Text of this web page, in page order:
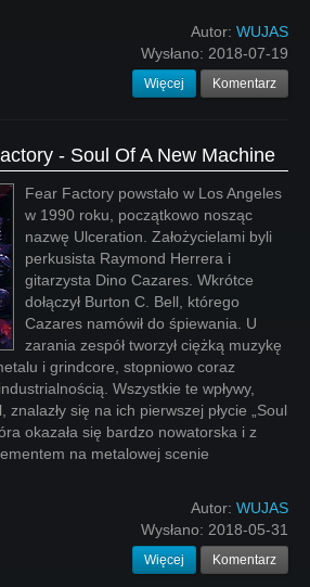
Autor: WUJAS
Wysłano: 2018-07-19
Więcej Komentarz
- Soul Of A New Machine
Fear Factory powstało w Los Angeles
w 1990 roku, początkowo nosząc
nazwę Ulceration. Założycielami byli
perkusista Raymond Herrera i
gitarzysta Dino Cazares. Wkrótce
dołączył Burton C. Bell, którego
Cazares namówił do śpiewania. U
zarania zespół tworzył ciężką muzykę
i grindcore, stopniowo coraz
Wszystkie te wpływy,
znalazły się na ich pierwszej płycie „Soul
okazała się bardzo nowatorska i z
na metalowej scenie
Autor: WUJAS
Wysłano: 2018-05-31
Więcej Komentarz